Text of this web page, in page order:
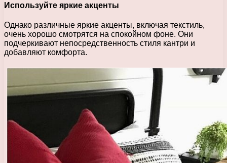
Используйте яркие акценты
Однако различные яркие акценты, включая текстиль,
очень хорошо смотрятся на спокойном фоне. Они
подчеркивают непосредственность стиля кантри и
добавляют комфорта.